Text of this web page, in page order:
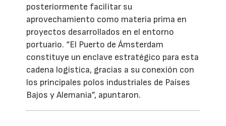
posteriormente facilitar su
aprovechamiento como materia prima en
proyectos desarrollados en el entorno
portuario. “El Puerto de Ámsterdam
constituye un enclave estratégico para esta
cadena logística, gracias a su conexión con
los principales polos industriales de Países
Bajos y Alemania”, apuntaron.